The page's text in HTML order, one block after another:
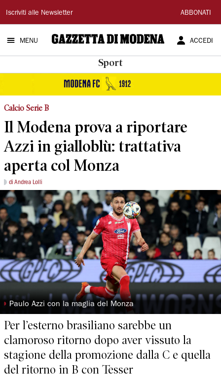
Gazzetta
di
Modena
Iscriviti alle Newsletter ABBONATI
MENU ACCEDI
Sport
Calcio Serie B
Il Modena prova a riportare
Azzi in gialloblù: trattativa
aperta col Monza
di Andrea Lolli
◗ Paulo Azzi con la maglia del Monza
Per l’esterno brasiliano sarebbe un
clamoroso ritorno dopo aver vissuto la
stagione della promozione dalla C e quella
del ritorno in B con Tesser